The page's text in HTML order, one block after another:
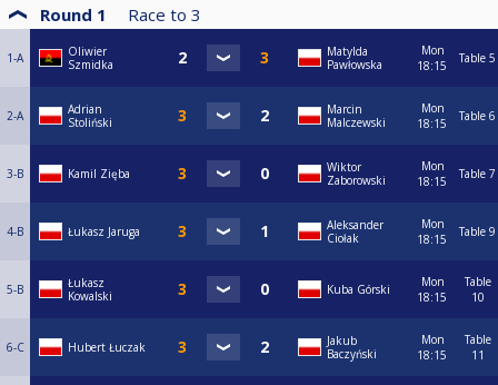
Round 1 Race to 3
1-A
Oliwier
Szmidka
Matylda
Pawłowska
Mon
18:15
Table 5
2-A
Adrian
Stoliński
Marcin
Malczewski
Mon
18:15
Table 6
3-B Kamil Zięba
Wiktor
Zaborowski
Mon
18:15
Table 7
4-B Łukasz Jaruga
Aleksander
Ciołak
Mon
18:15
Table 9
5-B
Łukasz
Kowalski
Kuba Górski
Mon
18:15
Table
10
6-C Hubert Łuczak
Jakub
Baczyński
Mon
18:15
Table
11